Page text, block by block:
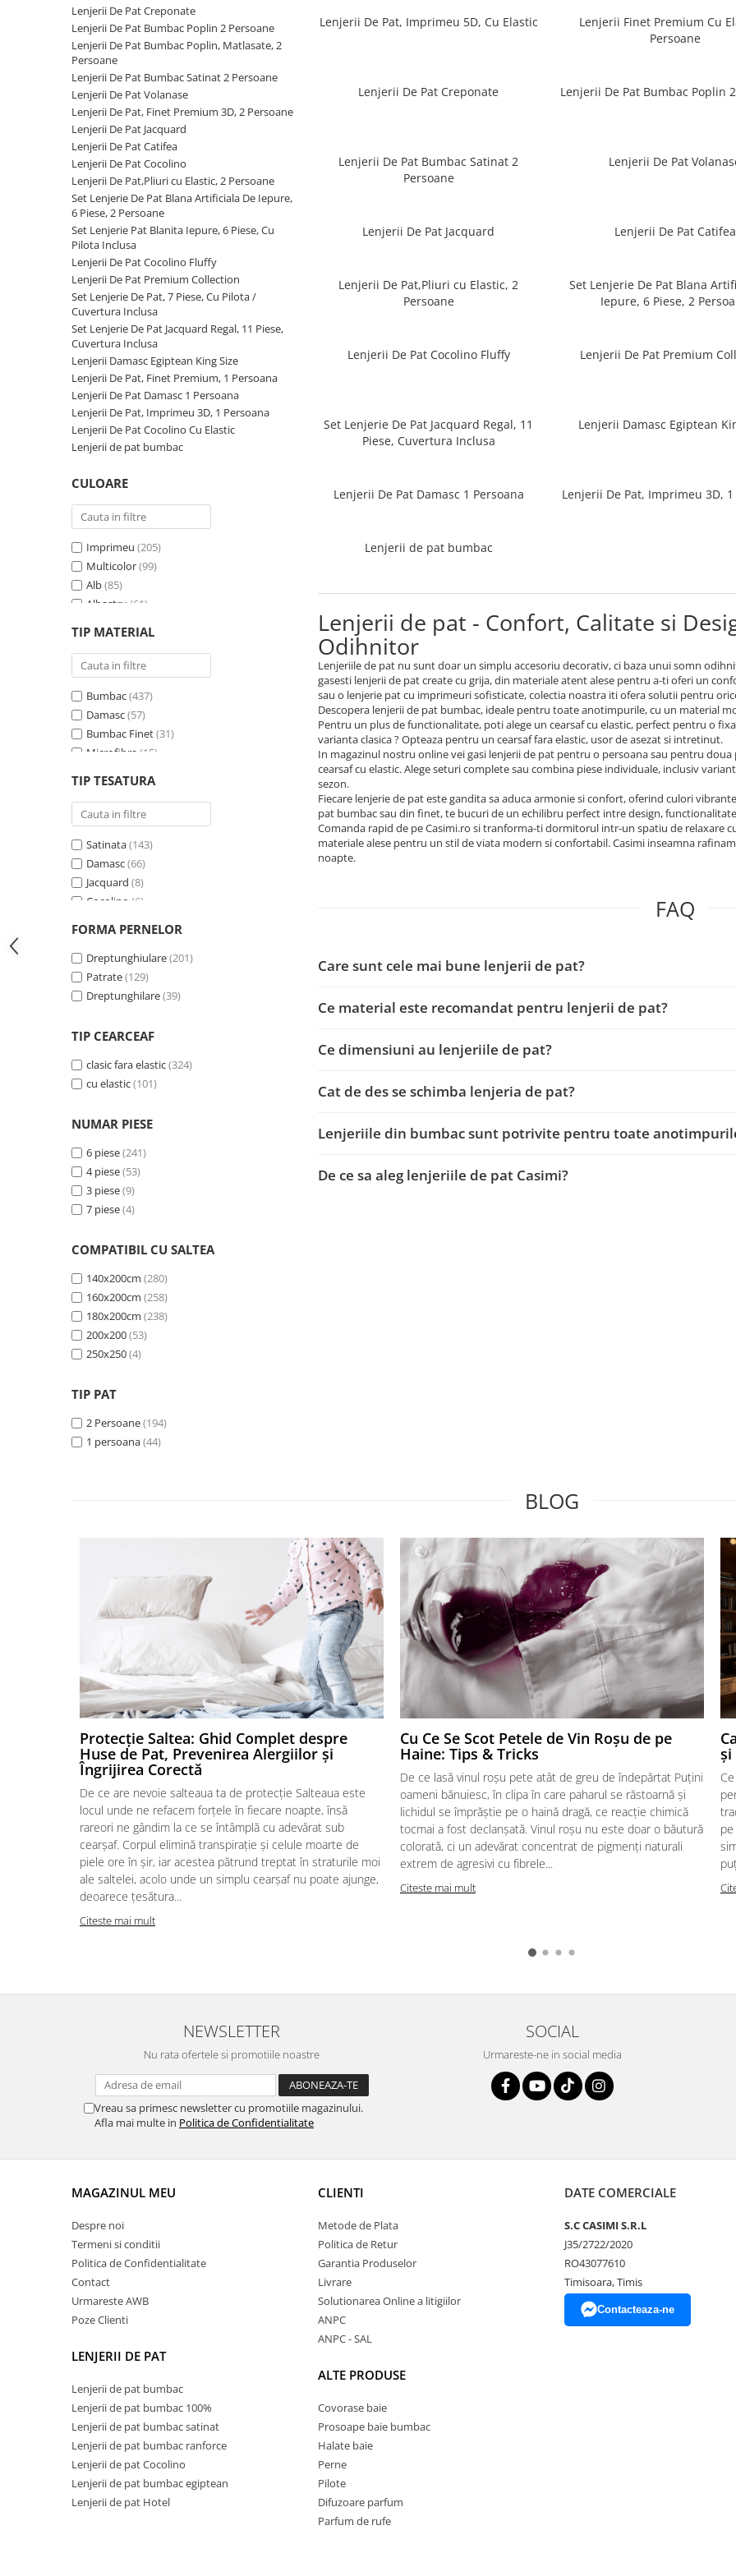
Cearceaf cu elastic
Cearceaf normal
Lenjerii De Pat Creponate
Lenjerii De Pat Bumbac Poplin 2
Lenjerii De Pat Bumbac Poplin,
Matlasate, 2 Persoane
Lenjerii De Pat Bumbac Satinat 2
Lenjerii De Pat Volanase
Lenjerii De Pat, Finet Premium 3D,
2 Persoane
Lenjerii De Pat Jacquard
Lenjerii De Pat Catifea
Lenjerii De Pat Cocolino
Set Lenjerie De Pat Blana
Artificiala De Iepure, 6 Piese, 2
Set Lenjerie Pat Blanita Iepure, 6
Piese, Cu Pilota Inclusa
Lenjerii De Pat Premium Collection
Set Lenjerie De Pat, 7 Piese, Cu
11 Piese, Cuvertura Inclusa
Lenjerii Damasc Egiptean King Size
Lenjerii De Pat, Finet Premium, 1
Lenjerii De Pat Damasc 1 Persoana
Lenjerii De Pat, Imprimeu 3D, 1
Lenjerii De Pat Creponate
Lenjerii De Pat Bumbac Poplin 2 Persoane
Lenjerii De Pat Bumbac Poplin, Matlasate, 2
Persoane
Lenjerii De Pat Bumbac Satinat 2 Persoane
Lenjerii De Pat Volanase
Lenjerii De Pat, Finet Premium 3D, 2 Persoane
Lenjerii De Pat Jacquard
Lenjerii De Pat Catifea
Lenjerii De Pat Cocolino
Lenjerii De Pat,Pliuri cu Elastic, 2 Persoane
Set Lenjerie De Pat Blana Artificiala De Iepure,
6 Piese, 2 Persoane
Set Lenjerie Pat Blanita Iepure, 6 Piese, Cu
Pilota Inclusa
Lenjerii De Pat Cocolino Fluffy
Lenjerii De Pat Premium Collection
Set Lenjerie De Pat, 7 Piese, Cu Pilota /
Cuvertura Inclusa
Set Lenjerie De Pat Jacquard Regal, 11 Piese,
Cuvertura Inclusa
Lenjerii Damasc Egiptean King Size
Lenjerii De Pat, Finet Premium, 1 Persoana
Lenjerii De Pat Damasc 1 Persoana
Lenjerii De Pat, Imprimeu 3D, 1 Persoana
Lenjerii De Pat Cocolino Cu Elastic
Lenjerii de pat bumbac
CULOARE
Imprimeu (205)
Multicolor(99)
Alb(85)
Albastru (61)
Roz(41)
Verde (34)
Crem(29)
Maro(27)
Rosu(27)
Turcoaz (27)
Mov (23)
Bej(23)
Galben (14)
Portocaliu(8)
Gri inchis (6)
Gri deschis(5)
Roz deschis
Vernil (4)
MOV DESCHIS(3)
Kaki (3)
Roz inchis(3)
VERDE DESCHIS
Albastru petrol
MOV INCHIS
Cappuccino (2)
Caramiziu (2)
Peach Gold
Rosu inchis
Bleau(1)
Somon (1)
BORDO(1)
Antracit(1)
Roz pudra (1)
TIP MATERIAL
Bumbac(437)
Damasc(57)
Bumbac Finet(31)
Microfibra (15)
Jacquard (9)
Blana artificiala
TIP TESATURA
Satinata(143)
Damasc(66)
Jacquard (8)
Cocolino (6)
Pufoasa cocolino (2)
FORMA PERNELOR
Dreptunghiulare(201)
Patrate(129)
Dreptunghilare(39)
TIP CEARCEAF
clasic fara elastic(324)
cu elastic(101)
NUMAR PIESE
6 piese(241)
4 piese(53)
3 piese(9)
7 piese(4)
COMPATIBIL CU SALTEA
140x200cm (280)
160x200cm (258)
180x200cm (238)
200x200(53)
250x250(4)
TIP PAT
2 Persoane(194)
1 persoana(44)
Lenjerii De Pat, Imprimeu 5D, Cu Elastic
Lenjerii Finet Premium Cu
Persoane
Lenjerii De Pat Creponate Lenjerii De Pat Bumbac Poplin
Lenjerii De Pat Bumbac Satinat 2
Persoane
Lenjerii De Pat
Lenjerii De Pat Jacquard Lenjerii De Pat Catifea
Lenjerii De Pat,Pliuri cu Elastic, 2
Persoane
Set Lenjerie De Pat Blana
Iepure, 6 Piese, 2
Lenjerii De Pat Cocolino Fluffy Lenjerii De Pat Premium
Set Lenjerie De Pat Jacquard Regal, 11
Piese, Cuvertura Inclusa
Lenjerii Damasc Egiptean
Lenjerii De Pat Damasc 1 Persoana Lenjerii De Pat, Imprimeu 3D,
Lenjerii de pat bumbac
Lenjerii de pat - Confort, Calitate si
Odihnitor
Lenjeriile de pat nu sunt doar un simplu accesoriu decorativ, ci baza unui somn
gasesti lenjerii de pat create cu grija, din materiale atent alese pentru a-ti oferi un
sau o lenjerie pat cu imprimeuri sofisticate, colectia noastra iti ofera solutii pentru
Descopera lenjerii de pat bumbac, ideale pentru toate anotimpurile, cu un material
Pentru un plus de functionalitate, poti alege un cearsaf cu elastic, perfect pentru o
varianta clasica ? Opteaza pentru un cearsaf fara elastic, usor de asezat si intretinut.
In magazinul nostru online vei gasi lenjerii de pat pentru o persoana sau pentru
cearsaf cu elastic. Alege seturi complete sau combina piese individuale, inclusiv
sezon.
Fiecare lenjerie de pat este gandita sa aduca armonie si confort, oferind culori
pat bumbac sau din finet, te bucuri de un echilibru perfect intre design,
Comanda rapid de pe Casimi.ro si tranforma-ti dormitorul intr-un spatiu de relaxare
materiale alese pentru un stil de viata modern si confortabil. Casimi inseamna
noapte.
FAQ
Care sunt cele mai bune lenjerii de pat?
Ce material este recomandat pentru lenjerii de pat?
Ce dimensiuni au lenjeriile de pat?
Cat de des se schimba lenjeria de pat?
Lenjeriile din bumbac sunt potrivite pentru toate
De ce sa aleg lenjeriile de pat Casimi?
BLOG
Protecție Saltea: Ghid Complet despre
Huse de Pat, Prevenirea Alergiilor și
Îngrijirea Corectă
De ce are nevoie salteaua ta de protecție Salteaua este
locul unde ne refacem forțele în fiecare noapte, însă
rareori ne gândim la ce se întâmplă cu adevărat sub
cearșaf. Corpul elimină transpirație și celule moarte de
piele ore în șir, iar acestea pătrund treptat în straturile moi
ale saltelei, acolo unde un simplu cearșaf nu poate ajunge,
deoarece țesătura...
Citeste mai mult
Cu Ce Se Scot Petele de Vin Roșu de pe
Haine: Tips & Tricks
De ce lasă vinul roșu pete atât de greu de îndepărtat Puțini
oameni bănuiesc, în clipa în care paharul se răstoarnă și
lichidul se împrăștie pe o haină dragă, ce reacție chimică
tocmai a fost declanșată. Vinul roșu nu este doar o băutură
colorată, ci un adevărat concentrat de pigmenți naturali
extrem de agresivi cu fibrele...
Citeste mai mult
și
NEWSLETTER
Nu rata ofertele si promotiile noastre
Vreau sa primesc newsletter cu promotiile magazinului.
Afla mai multe in Politica de Confidentialitate
SOCIAL
Urmareste-ne in social media
MAGAZINUL MEU
Despre noi
Termeni si conditii
Politica de Confidentialitate
Contact
Urmareste AWB
Poze Clienti
LENJERII DE PAT
Lenjerii de pat bumbac
Lenjerii de pat bumbac 100%
Lenjerii de pat bumbac satinat
Lenjerii de pat bumbac ranforce
Lenjerii de pat Cocolino
Lenjerii de pat bumbac egiptean
Lenjerii de pat Hotel
CLIENTI
Metode de Plata
Politica de Retur
Garantia Produselor
Livrare
Solutionarea Online a litigiilor
ANPC
ANPC - SAL
ALTE PRODUSE
Covorase baie
Prosoape baie bumbac
Halate baie
Perne
Pilote
Difuzoare parfum
Parfum de rufe
DATE COMERCIALE
S.C CASIMI S.R.L
J35/2722/2020
RO43077610
Timisoara, Timis
Contacteaza-ne